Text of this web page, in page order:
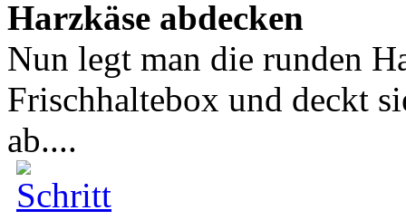
Harzkäse abdecken
Nun legt man die runden
Frischhaltebox und deckt
ab....